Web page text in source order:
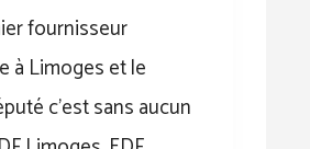
fournisseur
à Limoges et le
c’est sans aucun